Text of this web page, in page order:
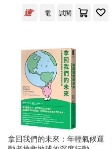
Naomi/ Rodriguez(1)
Naomi/ Wiltsie(1)
Noam (FRW)/ Klein(1)
電
試閱
拿回我們的未來：年輕氣候運